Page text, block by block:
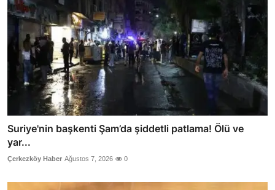
Suriye'nin başkenti Şam’da şiddetli patlama! Ölü ve
yar...
Çerkezköy Haber Ağustos 7, 2026 0